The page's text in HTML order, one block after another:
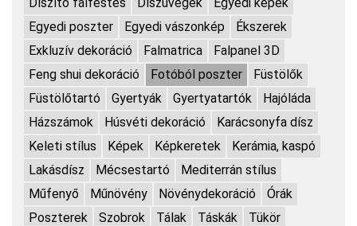
Egyedi poszter
Egyedi vászonkép
Ékszerek
Exkluzív dekoráció
Falmatrica
Falpanel 3D
Feng shui dekoráció
Fotóból poszter
Füstölők
Füstölőtartó
Gyertyák Gyertyatartók
Hajóláda
Házszámok
Húsvéti dekoráció
Karácsonyfa dísz
Keleti stílus
Képek Képkeretek
Kerámia, kaspó
Lakásdísz
Mécsestartó
Mediterrán stílus
Műfenyő
Műnövény Növénydekoráció
Órák
Poszterek
Szobrok Tálak Táskák
Tükör